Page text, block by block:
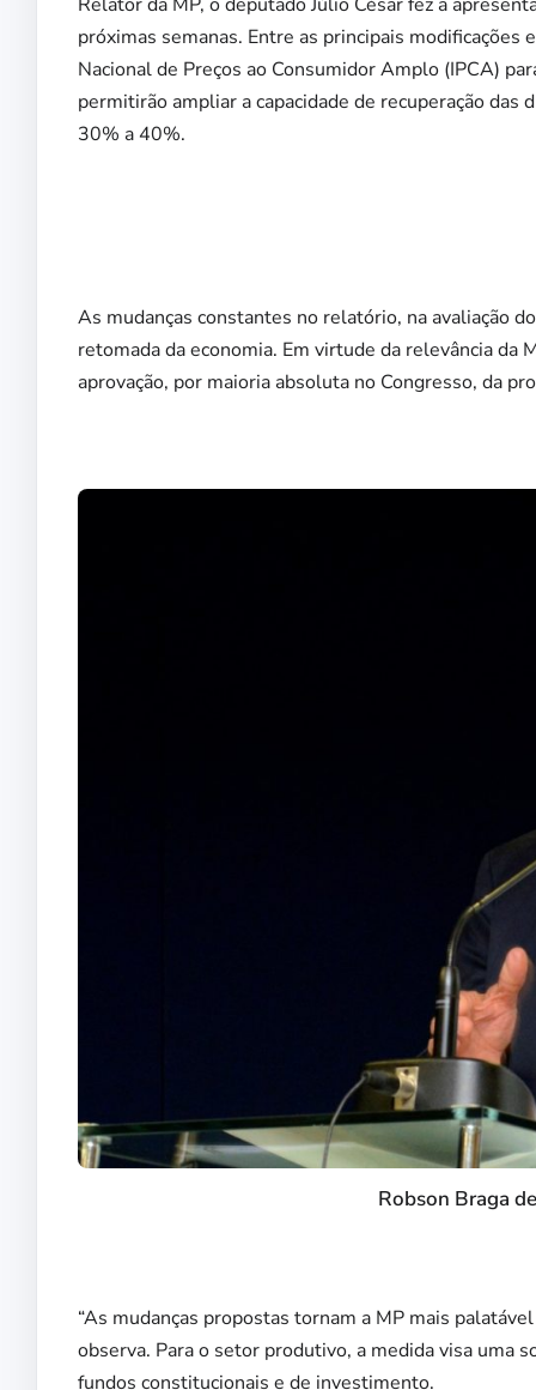
Relator da MP, o deputado Júlio César fez a
próximas semanas. Entre as principais modificações
Nacional de Preços ao Consumidor Amplo (IPCA)
permitirão ampliar a capacidade de recuperação
30% a 40%.
As mudanças constantes no relatório, na avaliação
retomada da economia. Em virtude da relevância da
aprovação, por maioria absoluta no Congresso, da
Robson Braga
“As mudanças propostas tornam a MP mais
observa. Para o setor produtivo, a medida visa uma
fundos constitucionais e de investimento.